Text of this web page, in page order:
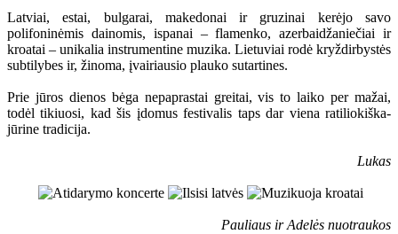
Latviai, estai, bulgarai, makedonai ir gruzinai kerėjo savo
polifoninėmis dainomis, ispanai – flamenko, azerbaidžaniečiai ir
kroatai – unikalia instrumentine muzika. Lietuviai rodė kryždirbystės
subtilybes ir, žinoma, įvairiausio plauko sutartines.
Prie jūros dienos bėga nepaprastai greitai, vis to laiko per mažai,
todėl tikiuosi, kad šis įdomus festivalis taps dar viena ratiliokiška-
jūrine tradicija.
Lukas
Pauliaus ir Adelės nuotraukos